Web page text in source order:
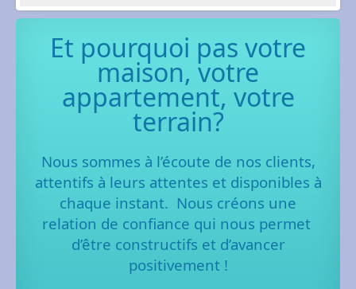
Et pourquoi pas votre
maison, votre
appartement, votre
terrain?
Nous sommes à l’écoute de nos clients,
attentifs à leurs attentes et disponibles à
chaque instant. Nous créons une
relation de confiance qui nous permet
d’être constructifs et d’avancer
positivement !